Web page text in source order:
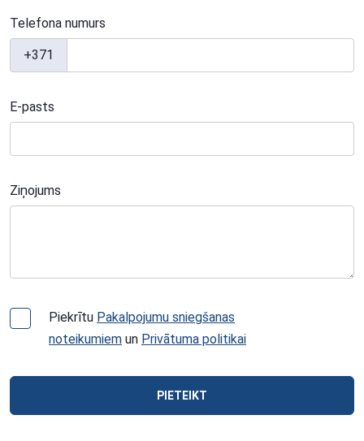
Telefona numurs
+371
E-pasts
Ziņojums
Piekrītu Pakalpojumu sniegšanas
noteikumiem un Privātuma politikai
PIETEIKT